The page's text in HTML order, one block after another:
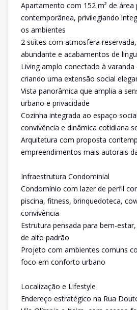
Apartamento com 152 m² de área
contemporânea, privilegiando
os ambientes
2 suítes com atmosfera
abundante e acabamentos de
Living amplo conectado à
criando uma extensão social
Vista panorâmica que amplia a
urbano e privacidade
Cozinha integrada ao espaço
convivência e dinâmica cotidiana
Arquitetura com proposta
empreendimentos mais autorais
Infraestrutura Condominial
Condomínio com lazer de perfil
piscina, fitness, brinquedoteca,
convivência
Estrutura pensada para bem-
de alto padrão
Projeto com ambientes comuns
foco em conforto urbano
Localização e Lifestyle
Endereço estratégico na Rua